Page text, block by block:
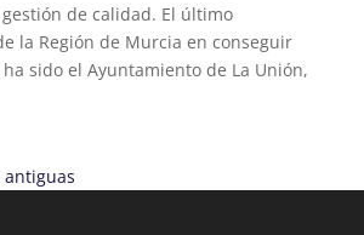
de calidad. El último
la Región de Murcia en conseguir
sido el Ayuntamiento de La Unión,
antiguas